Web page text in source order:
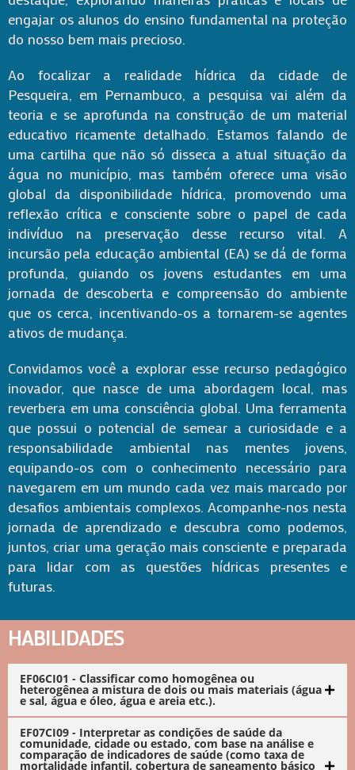
engajar os alunos do ensino fundamental na proteção
do nosso bem mais precioso.
Ao focalizar a realidade hídrica da cidade de
Pesqueira, em Pernambuco, a pesquisa vai além da
teoria e se aprofunda na construção de um material
educativo ricamente detalhado. Estamos falando de
uma cartilha que não só disseca a atual situação da
água no município, mas também oferece uma visão
global da disponibilidade hídrica, promovendo uma
reflexão crítica e consciente sobre o papel de cada
indivíduo na preservação desse recurso vital. A
incursão pela educação ambiental (EA) se dá de forma
profunda, guiando os jovens estudantes em uma
jornada de descoberta e compreensão do ambiente
que os cerca, incentivando-os a tornarem-se agentes
ativos de mudança.
Convidamos você a explorar esse recurso pedagógico
inovador, que nasce de uma abordagem local, mas
reverbera em uma consciência global. Uma ferramenta
que possui o potencial de semear a curiosidade e a
responsabilidade ambiental nas mentes jovens,
equipando-os com o conhecimento necessário para
navegarem em um mundo cada vez mais marcado por
desafios ambientais complexos. Acompanhe-nos nesta
jornada de aprendizado e descubra como podemos,
juntos, criar uma geração mais consciente e preparada
para lidar com as questões hídricas presentes e
futuras.
HABILIDADES
EF06CI01 - Classificar como homogênea ou
heterogênea a mistura de dois ou mais materiais (água
e sal, água e óleo, água e areia etc.).
EF07CI09 - Interpretar as condições de saúde da
comunidade, cidade ou estado, com base na análise e
comparação de indicadores de saúde (como taxa de
mortalidade infantil, cobertura de saneamento básico